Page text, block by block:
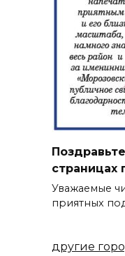
страницах
Уважаемые
приятных
другие